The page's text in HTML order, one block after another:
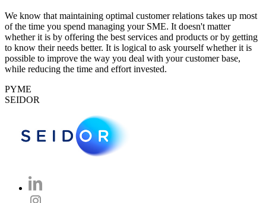
We know that maintaining optimal customer relations takes up most
of the time you spend managing your SME. It doesn't matter
whether it is by offering the best services and products or by getting
to know their needs better. It is logical to ask yourself whether it is
possible to improve the way you deal with your customer base,
while reducing the time and effort invested.
PYME
SEIDOR